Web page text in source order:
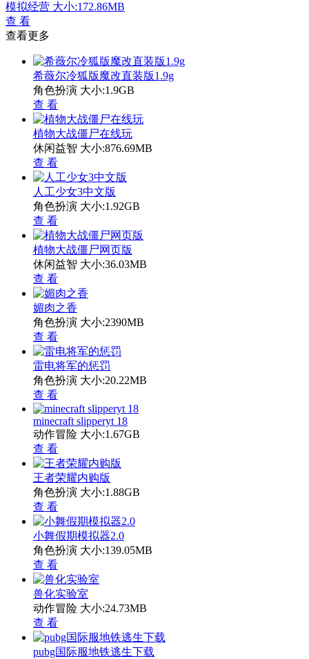
模拟经营 大小:172.86MB
查 看
查看更多
希薇尔冷狐版魔改直装版1.9g
角色扮演 大小:1.9GB
查 看
植物大战僵尸在线玩
休闲益智 大小:876.69MB
查 看
人工少女3中文版
角色扮演 大小:1.92GB
查 看
植物大战僵尸网页版
休闲益智 大小:36.03MB
查 看
媚肉之香
角色扮演 大小:2390MB
查 看
雷电将军的惩罚
角色扮演 大小:20.22MB
查 看
minecraft slipperyt 18
动作冒险 大小:1.67GB
查 看
王者荣耀内购版
角色扮演 大小:1.88GB
查 看
小舞假期模拟器2.0
角色扮演 大小:139.05MB
查 看
兽化实验室
动作冒险 大小:24.73MB
查 看
pubg国际服地铁逃生下载